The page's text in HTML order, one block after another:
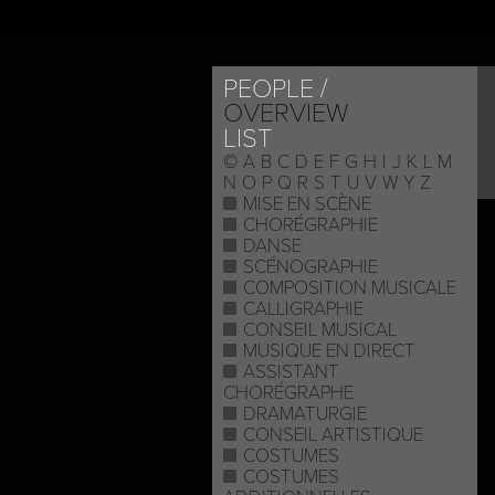
PEOPLE
OVERVIEW
LIST
© A B C D E F G H I J K L M
N O P Q R S T U V W Y Z
MISE EN SCÈNE
CHORÉGRAPHIE
DANSE
SCÉNOGRAPHIE
COMPOSITION MUSICALE
CALLIGRAPHIE
CONSEIL MUSICAL
MUSIQUE EN DIRECT
ASSISTANT
CHORÉGRAPHE
DRAMATURGIE
CONSEIL ARTISTIQUE
COSTUMES
COSTUMES